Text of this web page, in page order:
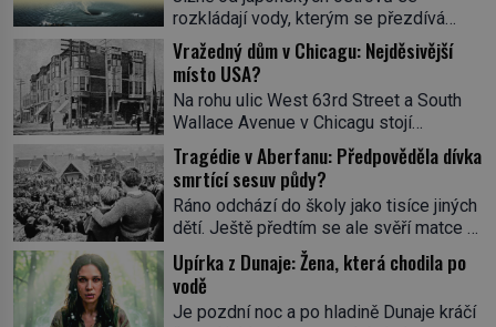
rozkládají vody, kterým se přezdívá
Ďáblovo moře. Vypráví se o lodích
mizejících beze stopy, podivných
světlech, zrádných proudech i mořských
dracích, kteří měli tyto končiny střežit už
v dávných legendách. Je tichomořský
Dračí trojúhelník skutečně prokletým
místem, nebo se zde jen nebezpečná
příroda proměnila v jednu z
nejpůsobivějších námořních záhad? […]
Vražedný dům v Chicagu: Nejděsivější
místo USA?
Na rohu ulic West 63rd Street a South
Wallace Avenue v Chicagu stojí
nenápadná pošta. Nemá žádný speciální
nápis ani pamětní desku. A přesto prý
místní zaměstnanci neradi chodí do
sklepa. Právě tady totiž sídlil sériový
vrah H. H. Holmes a také
nejpropracovanější past na lidi
v dějinách americké kriminalistiky.
Herman Webster Mudgett (1861–1896)
přijíždí […]
Tragédie v Aberfanu: Předpověděla dívka
smrtící sesuv půdy?
Ráno odchází do školy jako tisíce jiných
dětí. Ještě předtím se ale svěří matce s
podivným snem. Ve škole, kterou dobře
zná, tentokrát nevidí budovu ani
spolužáky. Místo nich se před ní tyčí
cosi temného. O několik hodin později je
Upírka z Dunaje: Žena, která chodila po
vodě
Je pozdní noc a po hladině Dunaje kráčí